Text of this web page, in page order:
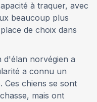
à traquer, avec
beaucoup plus
de choix dans
d'élan norvégien a
a connu un
Ces chiens se sont
mais ont